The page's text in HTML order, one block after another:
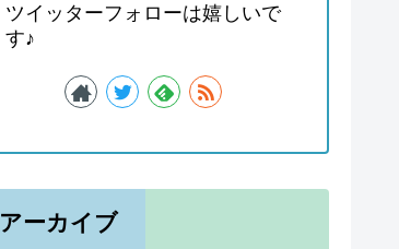
ツイッターフォローは嬉しいで
す♪
アーカイブ